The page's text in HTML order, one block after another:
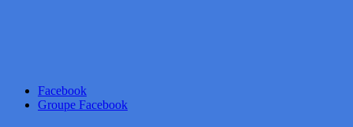
Facebook
Groupe Facebook